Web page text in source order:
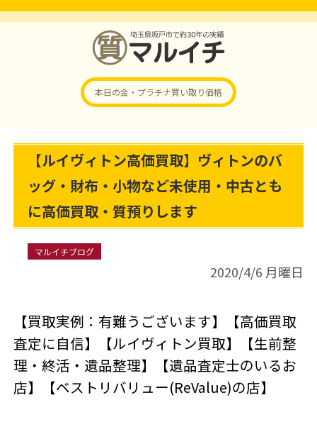
本日の金・プラチナ買い取り価格
【ルイヴィトン高価買取】ヴィトンのバ
ッグ・財布・小物など未使用・中古とも
に高価買取・質預りします
マルイチブログ
2020/4/6 月曜日
【買取実例：有難うございます】【高価買取
査定に自信】【ルイヴィトン買取】【生前整
理・終活・遺品整理】【遺品査定士のいるお
店】【ベストリバリュー(ReValue)の店】